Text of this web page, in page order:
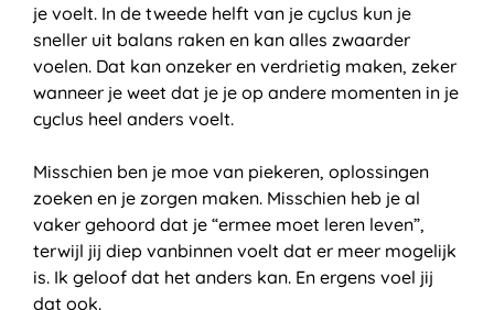
je voelt. In de tweede helft van je cyclus kun je
sneller uit balans raken en kan alles zwaarder
voelen. Dat kan onzeker en verdrietig maken, zeker
wanneer je weet dat je je op andere momenten in je
cyclus heel anders voelt.
Misschien ben je moe van piekeren, oplossingen
zoeken en je zorgen maken. Misschien heb je al
vaker gehoord dat je “ermee moet leren leven”,
terwijl jij diep vanbinnen voelt dat er meer mogelijk
is. Ik geloof dat het anders kan. En ergens voel jij
dat ook.